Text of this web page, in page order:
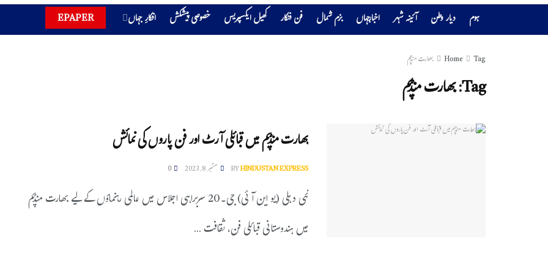
ہوم دیار وطن آئینہ شہر اخبارجہاں بزم شمال فن فنکار کھیل ایکسپریس خصوصی پیشکش افکارِ جہاں EPAPER
Home Tag بھارت منڈپم
Tag:بھارت منڈپم
بھارت منڈپم میں قبائلی آرٹ اور فن پاروں کی نمائش
BYHINDUSTAN EXPRESS ستمبر 8, 2023 0
نئی دہلی (یو این آئی) جی۔20 سربراہی اجلاس میں عالمی رہنماؤں کے لیے بھارت منڈپم
میں ہندوستانی قبائلی فن، ثقافت ...